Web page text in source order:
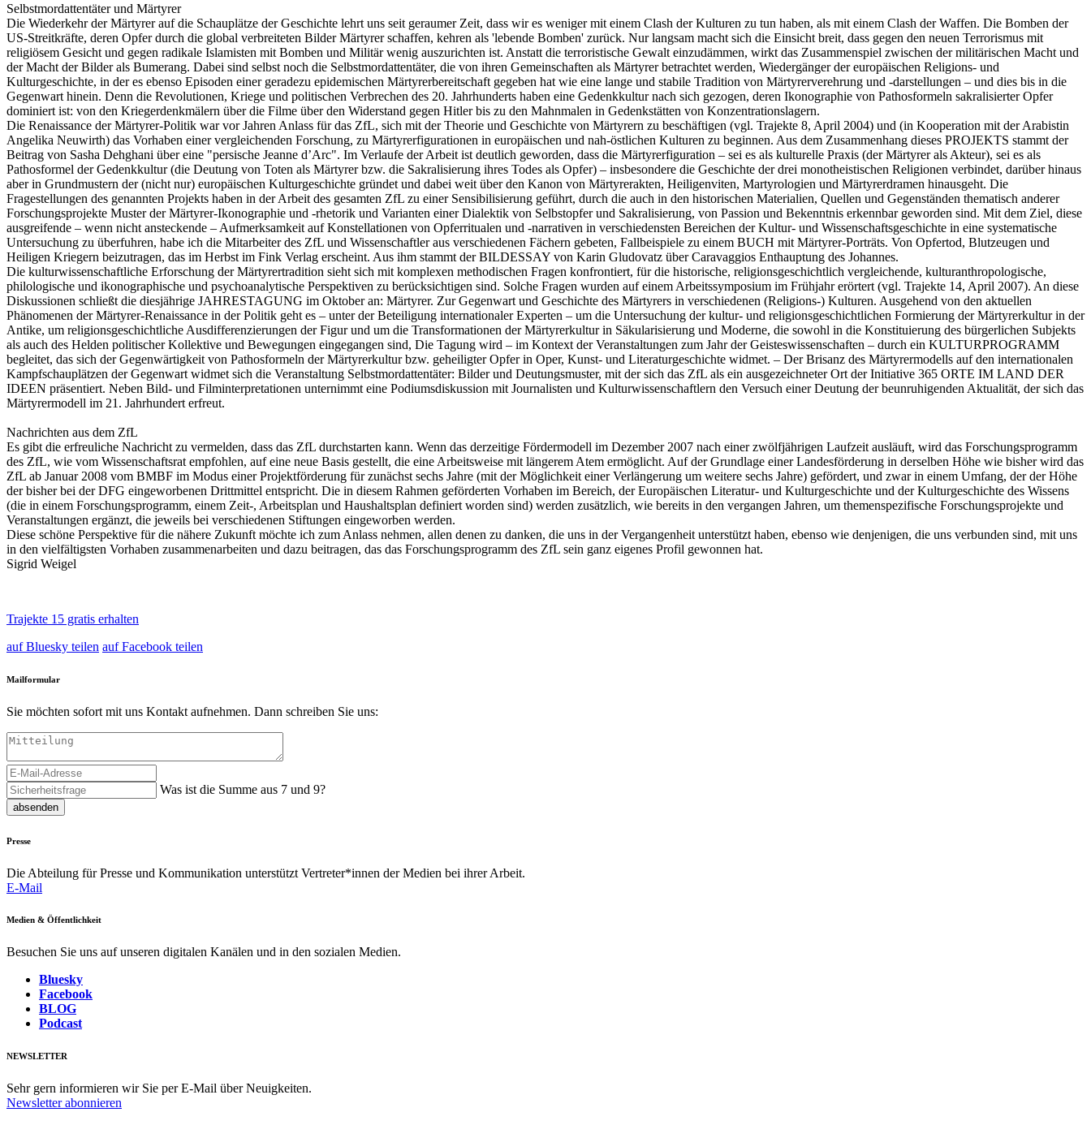
Selbstmordattentäter und Märtyrer
Die Wiederkehr der Märtyrer auf die Schauplätze der Geschichte lehrt uns seit geraumer Zeit, dass wir es weniger mit einem Clash der Kulturen zu tun haben, als mit einem Clash der Waffen. Die Bomben der
US-Streitkräfte, deren Opfer durch die global verbreiteten Bilder Märtyrer schaffen, kehren als 'lebende Bomben' zurück. Nur langsam macht sich die Einsicht breit, dass gegen den neuen Terrorismus mit
religiösem Gesicht und gegen radikale Islamisten mit Bomben und Militär wenig auszurichten ist. Anstatt die terroristische Gewalt einzudämmen, wirkt das Zusammenspiel zwischen der militärischen Macht und
der Macht der Bilder als Bumerang. Dabei sind selbst noch die Selbstmordattentäter, die von ihren Gemeinschaften als Märtyrer betrachtet werden, Wiedergänger der europäischen Religions- und
Kulturgeschichte, in der es ebenso Episoden einer geradezu epidemischen Märtyrerbereitschaft gegeben hat wie eine lange und stabile Tradition von Märtyrerverehrung und -darstellungen – und dies bis in die
Gegenwart hinein. Denn die Revolutionen, Kriege und politischen Verbrechen des 20. Jahrhunderts haben eine Gedenkkultur nach sich gezogen, deren Ikonographie von Pathosformeln sakralisierter Opfer
dominiert ist: von den Kriegerdenkmälern über die Filme über den Widerstand gegen Hitler bis zu den Mahnmalen in Gedenkstätten von Konzentrationslagern.
Die Renaissance der Märtyrer-Politik war vor Jahren Anlass für das ZfL, sich mit der Theorie und Geschichte von Märtyrern zu beschäftigen (vgl. Trajekte 8, April 2004) und (in Kooperation mit der Arabistin
Angelika Neuwirth) das Vorhaben einer vergleichenden Forschung, zu Märtyrerfigurationen in europäischen und nah-östlichen Kulturen zu beginnen. Aus dem Zusammenhang dieses PROJEKTS stammt der
Beitrag von Sasha Dehghani über eine "persische Jeanne d’Arc". Im Verlaufe der Arbeit ist deutlich geworden, dass die Märtyrerfiguration – sei es als kulturelle Praxis (der Märtyrer als Akteur), sei es als
Pathosformel der Gedenkkultur (die Deutung von Toten als Märtyrer bzw. die Sakralisierung ihres Todes als Opfer) – insbesondere die Geschichte der drei monotheistischen Religionen verbindet, darüber hinaus
aber in Grundmustern der (nicht nur) europäischen Kulturgeschichte gründet und dabei weit über den Kanon von Märtyrerakten, Heiligenviten, Martyrologien und Märtyrerdramen hinausgeht. Die
Fragestellungen des genannten Projekts haben in der Arbeit des gesamten ZfL zu einer Sensibilisierung geführt, durch die auch in den historischen Materialien, Quellen und Gegenständen thematisch anderer
Forschungsprojekte Muster der Märtyrer-Ikonographie und -rhetorik und Varianten einer Dialektik von Selbstopfer und Sakralisierung, von Passion und Bekenntnis erkennbar geworden sind. Mit dem Ziel, diese
ausgreifende – wenn nicht ansteckende – Aufmerksamkeit auf Konstellationen von Opferritualen und -narrativen in verschiedensten Bereichen der Kultur- und Wissenschaftsgeschichte in eine systematische
Untersuchung zu überfuhren, habe ich die Mitarbeiter des ZfL und Wissenschaftler aus verschiedenen Fächern gebeten, Fallbeispiele zu einem BUCH mit Märtyrer-Porträts. Von Opfertod, Blutzeugen und
Heiligen Kriegern beizutragen, das im Herbst im Fink Verlag erscheint. Aus ihm stammt der BILDESSAY von Karin Gludovatz über Caravaggios Enthauptung des Johannes.
Die kulturwissenschaftliche Erforschung der Märtyrertradition sieht sich mit komplexen methodischen Fragen konfrontiert, für die historische, religionsgeschichtlich vergleichende, kulturanthropologische,
philologische und ikonographische und psychoanalytische Perspektiven zu berücksichtigen sind. Solche Fragen wurden auf einem Arbeitssymposium im Frühjahr erörtert (vgl. Trajekte 14, April 2007). An diese
Diskussionen schließt die diesjährige JAHRESTAGUNG im Oktober an: Märtyrer. Zur Gegenwart und Geschichte des Märtyrers in verschiedenen (Religions-) Kulturen. Ausgehend von den aktuellen
Phänomenen der Märtyrer-Renaissance in der Politik geht es – unter der Beteiligung internationaler Experten – um die Untersuchung der kultur- und religionsgeschichtlichen Formierung der Märtyrerkultur in der
Antike, um religionsgeschichtliche Ausdifferenzierungen der Figur und um die Transformationen der Märtyrerkultur in Säkularisierung und Moderne, die sowohl in die Konstituierung des bürgerlichen Subjekts
als auch des Helden politischer Kollektive und Bewegungen eingegangen sind, Die Tagung wird – im Kontext der Veranstaltungen zum Jahr der Geisteswissenschaften – durch ein KULTURPROGRAMM
begleitet, das sich der Gegenwärtigkeit von Pathosformeln der Märtyrerkultur bzw. geheiligter Opfer in Oper, Kunst- und Literaturgeschichte widmet. – Der Brisanz des Märtyrermodells auf den internationalen
Kampfschauplätzen der Gegenwart widmet sich die Veranstaltung Selbstmordattentäter: Bilder und Deutungsmuster, mit der sich das ZfL als ein ausgezeichneter Ort der Initiative 365 ORTE IM LAND DER
IDEEN präsentiert. Neben Bild- und Filminterpretationen unternimmt eine Podiumsdiskussion mit Journalisten und Kulturwissenschaftlern den Versuch einer Deutung der beunruhigenden Aktualität, der sich das
Märtyrermodell im 21. Jahrhundert erfreut.
Nachrichten aus dem ZfL
Es gibt die erfreuliche Nachricht zu vermelden, dass das ZfL durchstarten kann. Wenn das derzeitige Fördermodell im Dezember 2007 nach einer zwölfjährigen Laufzeit ausläuft, wird das Forschungsprogramm
des ZfL, wie vom Wissenschaftsrat empfohlen, auf eine neue Basis gestellt, die eine Arbeitsweise mit längerem Atem ermöglicht. Auf der Grundlage einer Landesförderung in derselben Höhe wie bisher wird das
ZfL ab Januar 2008 vom BMBF im Modus einer Projektförderung für zunächst sechs Jahre (mit der Möglichkeit einer Verlängerung um weitere sechs Jahre) gefördert, und zwar in einem Umfang, der der Höhe
der bisher bei der DFG eingeworbenen Drittmittel entspricht. Die in diesem Rahmen geförderten Vorhaben im Bereich, der Europäischen Literatur- und Kulturgeschichte und der Kulturgeschichte des Wissens
(die in einem Forschungsprogramm, einem Zeit-, Arbeitsplan und Haushaltsplan definiert worden sind) werden zusätzlich, wie bereits in den vergangen Jahren, um themenspezifische Forschungsprojekte und
Veranstaltungen ergänzt, die jeweils bei verschiedenen Stiftungen eingeworben werden.
Diese schöne Perspektive für die nähere Zukunft möchte ich zum Anlass nehmen, allen denen zu danken, die uns in der Vergangenheit unterstützt haben, ebenso wie denjenigen, die uns verbunden sind, mit uns
in den vielfältigsten Vorhaben zusammenarbeiten und dazu beitragen, das das Forschungsprogramm des ZfL sein ganz eigenes Profil gewonnen hat.
Sigrid Weigel
Trajekte 15 gratis erhalten
auf Bluesky teilen auf Facebook teilen
Mailformular
Sie möchten sofort mit uns Kontakt aufnehmen. Dann schreiben Sie uns:
Was ist die Summe aus 7 und 9?
absenden
Presse
Die Abteilung für Presse und Kommunikation unterstützt Vertreter*innen der Medien bei ihrer Arbeit.
E-Mail
Medien & Öffentlichkeit
Besuchen Sie uns auf unseren digitalen Kanälen und in den sozialen Medien.
Bluesky
Facebook
BLOG
Podcast
NEWSLETTER
Sehr gern informieren wir Sie per E-Mail über Neuigkeiten.
Newsletter abonnieren